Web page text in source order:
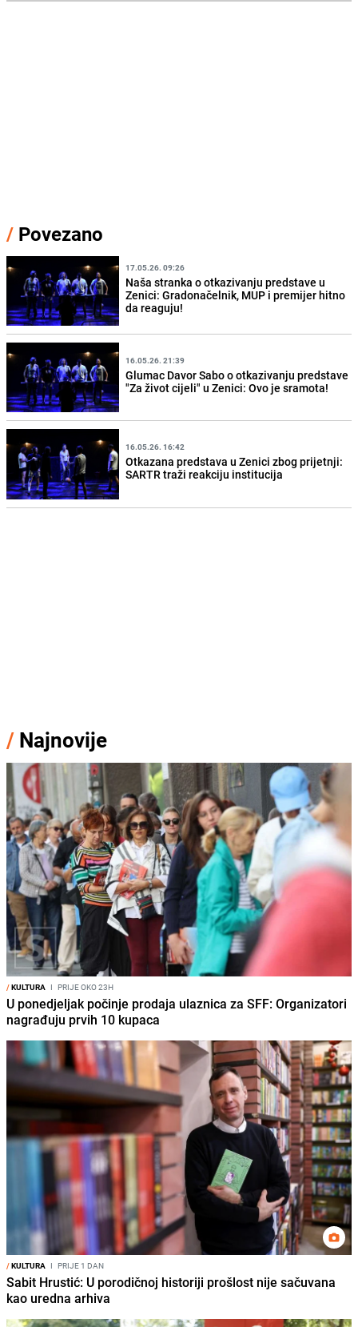
/ Povezano
17.05.26. 09:26
Naša stranka o otkazivanju predstave u
Zenici: Gradonačelnik, MUP i premijer hitno
da reaguju!
16.05.26. 21:39
Glumac Davor Sabo o otkazivanju predstave
"Za život cijeli" u Zenici: Ovo je sramota!
16.05.26. 16:42
Otkazana predstava u Zenici zbog prijetnji:
SARTR traži reakciju institucija
/ Najnovije
/KULTURA I PRIJE OKO 23H
U ponedjeljak počinje prodaja ulaznica za SFF: Organizatori
nagrađuju prvih 10 kupaca
/KULTURA I PRIJE 1 DAN
Sabit Hrustić: U porodičnoj historiji prošlost nije sačuvana
kao uredna arhiva